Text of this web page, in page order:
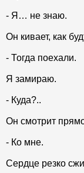
- Я… не знаю.
Он кивает, как
- Тогда поехали.
Я замираю.
- Куда?..
Он смотрит
- Ко мне.
Сердце резко